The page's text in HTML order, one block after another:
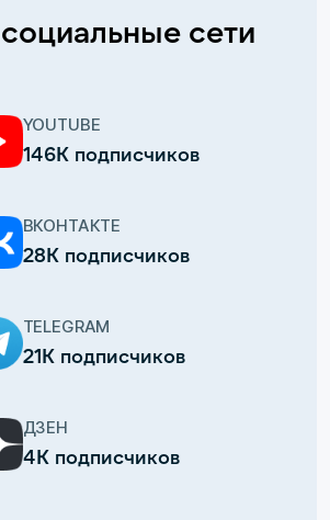
сети
YOUTUBE
146К подписчиков
ВКОНТАКТЕ
28К подписчиков
TELEGRAM
21К подписчиков
ДЗЕН
4К подписчиков